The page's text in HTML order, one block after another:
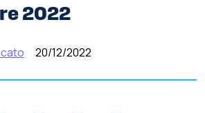
2022
20/12/2022